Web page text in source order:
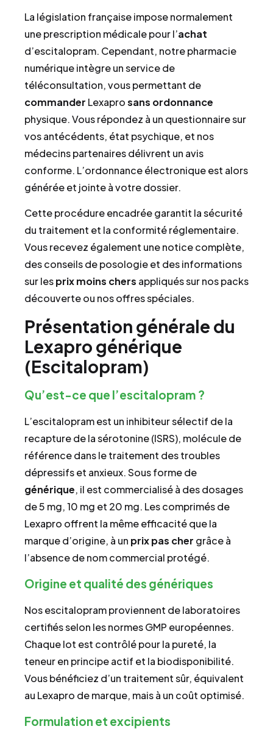
La législation française impose normalement
une prescription médicale pour l’achat
d’escitalopram. Cependant, notre pharmacie
numérique intègre un service de
téléconsultation, vous permettant de
commander Lexaprosans ordonnance
physique. Vous répondez à un questionnaire sur
vos antécédents, état psychique, et nos
médecins partenaires délivrent un avis
conforme. L’ordonnance électronique est alors
générée et jointe à votre dossier.
Cette procédure encadrée garantit la sécurité
du traitement et la conformité réglementaire.
Vous recevez également une notice complète,
des conseils de posologie et des informations
sur lesprixmoins chers appliqués sur nos packs
découverte ou nos offres spéciales.
Présentation générale du
Lexapro générique
(Escitalopram)
Qu’est-ce que l’escitalopram ?
L’escitalopram est un inhibiteur sélectif de la
recapture de la sérotonine (ISRS), molécule de
référence dans le traitement des troubles
dépressifs et anxieux. Sous forme de
générique, il est commercialisé à des dosages
de 5 mg, 10 mg et 20 mg. Les comprimés de
Lexapro offrent la même efficacité que la
marque d’origine, à un prix pas cher grâce à
l’absence de nom commercial protégé.
Origine et qualité des génériques
Nos escitalopram proviennent de laboratoires
certifiés selon les normes GMP européennes.
Chaque lot est contrôlé pour la pureté, la
teneur en principe actif et la biodisponibilité.
Vous bénéficiez d’un traitement sûr, équivalent
au Lexapro de marque, mais à un coût optimisé.
Formulation et excipients